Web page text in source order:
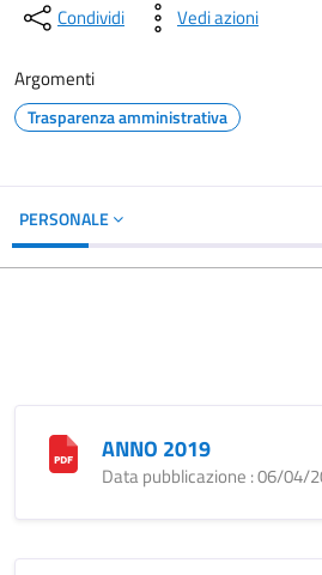
Condividi Vedi azioni
Argomenti
Trasparenza amministrativa
PERSONALE
ANNO 2019
Data pubblicazione : 06/04/